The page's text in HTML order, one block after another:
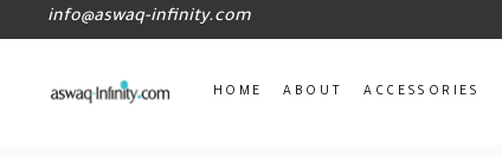
info@aswaq-infinity.com
HOME ABOUT ACCESSORIES